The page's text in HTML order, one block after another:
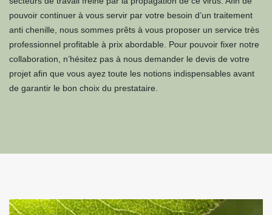
pouvoir continuer à vous servir par votre besoin d’un traitement
anti chenille, nous sommes prêts à vous proposer un service très
professionnel profitable à prix abordable. Pour pouvoir fixer notre
collaboration, n’hésitez pas à nous demander le devis de votre
projet afin que vous ayez toute les notions indispensables avant
de garantir le bon choix du prestataire.